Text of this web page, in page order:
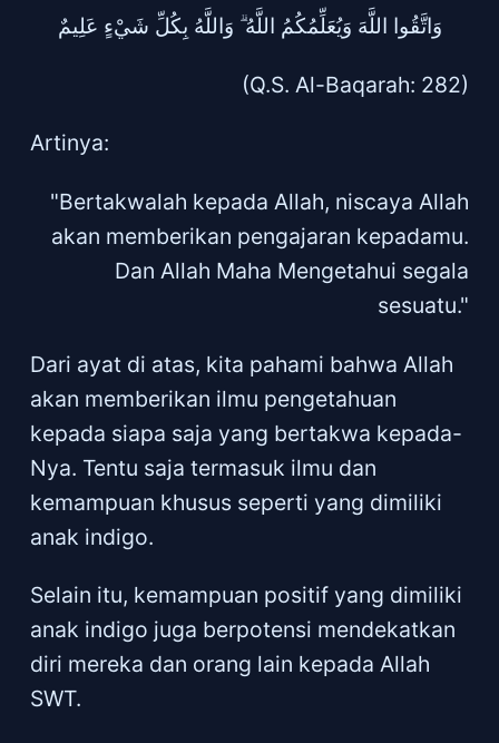
وَاتَّقُوا اللَّهَ وَيُعَلِّمُكُمُ اللَّهُ ۗ وَاللَّهُ بِكُلِّ شَيْءٍ عَلِيمٌ
(Q.S. Al-Baqarah: 282)
Artinya:
"Bertakwalah kepada Allah, niscaya Allah
akan memberikan pengajaran kepadamu.
Dan Allah Maha Mengetahui segala
sesuatu."
Dari ayat di atas, kita pahami bahwa Allah
akan memberikan ilmu pengetahuan
kepada siapa saja yang bertakwa kepada-
Nya. Tentu saja termasuk ilmu dan
kemampuan khusus seperti yang dimiliki
anak indigo.
Selain itu, kemampuan positif yang dimiliki
anak indigo juga berpotensi mendekatkan
diri mereka dan orang lain kepada Allah
SWT.